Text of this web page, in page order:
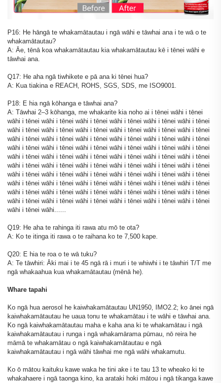
P16: He hāngā te whakamātautau i ngā wāhi e tāwhai ana i te wā o te
whakamātautau?
A: Āe, tēnā koa whakamātautau kia whakamātautau kē i tēnei wāhi e
tāwhai ana.
Q17: He aha ngā tiwhikete e pā ana ki tēnei hua?
A: Kua tiakina e REACH, ROHS, SGS, SDS, me ISO9001.
P18: E hia ngā kōhanga e tāwhai ana?
A: Tāwhai 2–3 kōhanga, me whakarite kia noho ai i tēnei wāhi i tēnei
wāhi i tēnei wāhi i tēnei wāhi i tēnei wāhi i tēnei wāhi i tēnei wāhi i tēnei
wāhi i tēnei wāhi i tēnei wāhi i tēnei wāhi i tēnei wāhi i tēnei wāhi i tēnei
wāhi i tēnei wāhi i tēnei wāhi i tēnei wāhi i tēnei wāhi i tēnei wāhi i tēnei
wāhi i tēnei wāhi i tēnei wāhi i tēnei wāhi i tēnei wāhi i tēnei wāhi i tēnei
wāhi i tēnei wāhi i tēnei wāhi i tēnei wāhi i tēnei wāhi i tēnei wāhi i tēnei
wāhi i tēnei wāhi i tēnei wāhi i tēnei wāhi i tēnei wāhi i tēnei wāhi i tēnei
wāhi i tēnei wāhi i tēnei wāhi i tēnei wāhi i tēnei wāhi i tēnei wāhi i tēnei
wāhi i tēnei wāhi i tēnei wāhi i tēnei wāhi i tēnei wāhi i tēnei wāhi i tēnei
wāhi i tēnei wāhi i tēnei wāhi i tēnei wāhi i tēnei wāhi i tēnei wāhi i tēnei
wāhi i tēnei wāhi i tēnei wāhi i tēnei wāhi i tēnei wāhi i tēnei wāhi i tēnei
wāhi i tēnei wāhi......
Q19: He aha te rahinga iti rawa atu mō te ota?
A: Ko te itinga iti rawa o te raihana ko te 7,500 kape.
Q20: E hia te roa o te wā tuku?
A: Te tāwhiri: Āki mai i te 45 ngā rā i muri i te whiwhi i te tāwhiri T/T me
ngā whakaahua kua whakamātautau (mēnā he).
Whare tapahi
Ko ngā hua aerosol he kaiwhakamātautau UN1950, IMO2.2; ko ānei ngā
kaiwhakamātautau he uaua tonu te whakamātau i te wāhi e tāwhai ana.
Ko ngā kaiwhakamātautau maha e kaha ana ki te whakamātau i ngā
kaiwhakamātautau i runga i ngā whakamārama pūmau, nō reira he
māmā te whakamātau o ngā kaiwhakamātautau e ngā
kaiwhakamātautau i ngā wāhi tāwhai me ngā wāhi whakamutu.
Ko ō mātou kaituku kawe waka he tini ake i te tau 13 te wheako ki te
whakahaere i ngā taonga kino, ka arataki hoki mātou i ngā tikanga kawe